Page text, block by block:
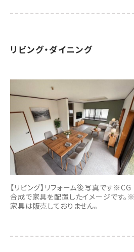
リビング・ダイニング
【リビング】リフォーム後写真です※CG
合成で家具を配置したイメージです。※
家具は販売しておりません。